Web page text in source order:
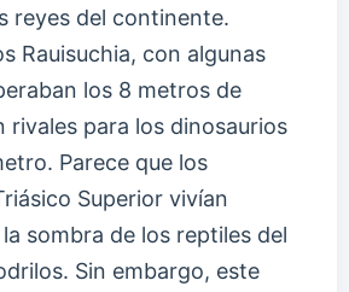
reyes del continente.
Rauisuchia, con algunas
los 8 metros de
rivales para los dinosaurios
Parece que los
Superior vivían
sombra de los reptiles del
Sin embargo, este